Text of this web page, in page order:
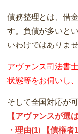
債務整理とは、借
す。負債が多いと
いわけではありませ
アヴァンス司法書
状態等をお伺いし
そして全国対応が
【アヴァンスが選
・理由(1) 【債権者